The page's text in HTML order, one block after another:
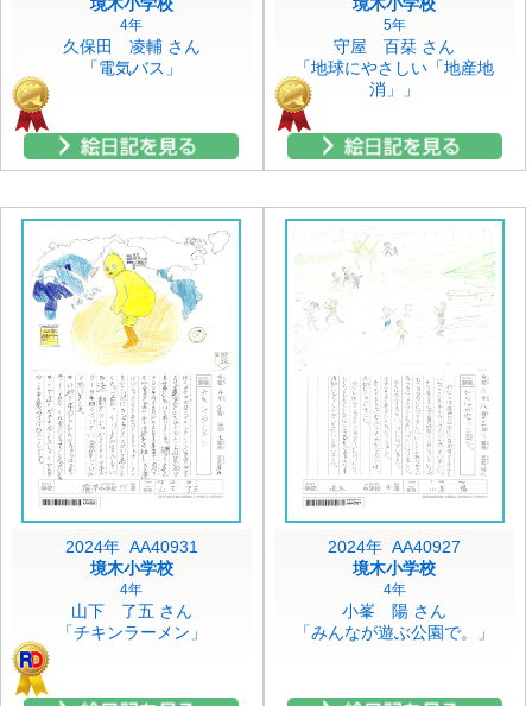
4年
久保田 凌輔 さん
「電気バス」
5年
守屋 百栞 さん
「地球にやさしい「地産地
消」」
2024年 AA40931
境木小学校
4年
山下 了五 さん
「チキンラーメン」
2024年 AA40927
境木小学校
4年
小峯 陽 さん
「みんなが遊ぶ公園で。」